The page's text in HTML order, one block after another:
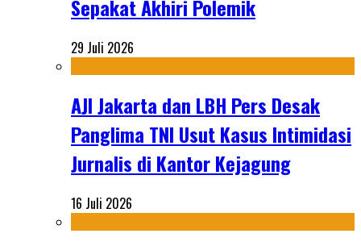
Sepakat Akhiri Polemik
29 Juli 2026
AJI Jakarta dan LBH Pers Desak
Panglima TNI Usut Kasus Intimidasi
Jurnalis di Kantor Kejagung
16 Juli 2026